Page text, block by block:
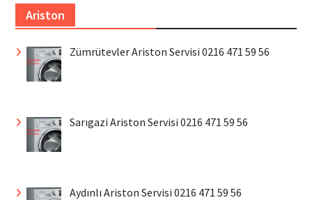
Ariston
Zümrütevler Ariston Servisi 0216 471 59 56
Sarıgazi Ariston Servisi 0216 471 59 56
Aydınlı Ariston Servisi 0216 471 59 56